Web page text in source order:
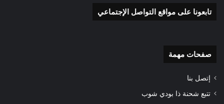
تابعونا على مواقع التواصل الإجتماعي
صفحات مهمة
إتصل بنا
تتبع شحنة ذا بودي شوب